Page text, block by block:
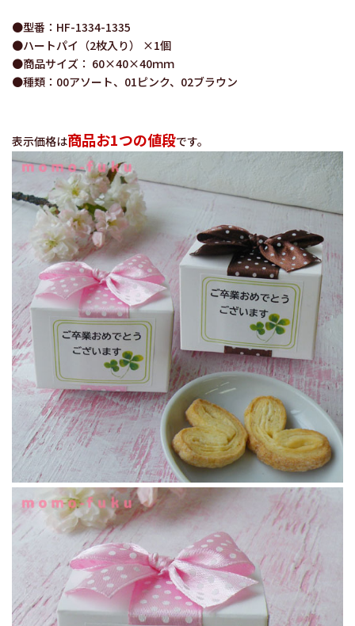
●型番：HF-1334-1335
●ハートパイ（2枚入り） ×1個
●商品サイズ： 60×40×40ｍｍ
●種類：00アソート、01ピンク、02ブラウン
表示価格は商品お1つの値段です。